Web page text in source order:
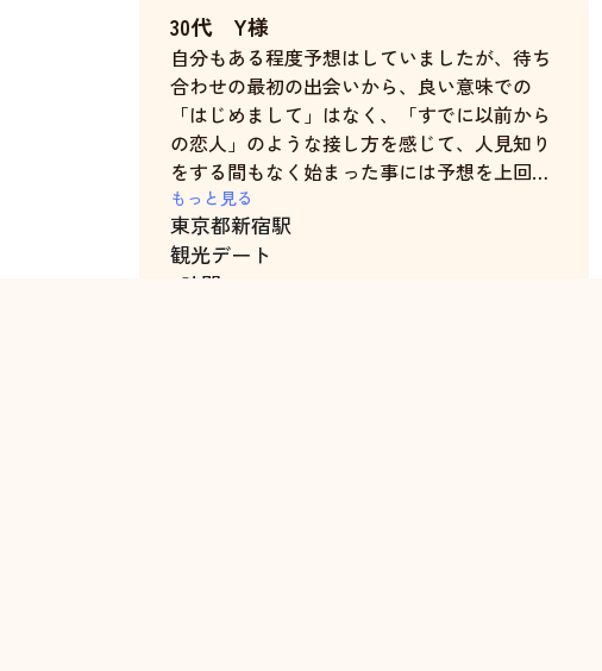
30代 Y様
自分もある程度予想はしていましたが、待ち
合わせの最初の出会いから、良い意味での
「はじめまして」はなく、「すでに以前から
の恋人」のような接し方を感じて、人見知り
をする間もなく始まった事には予想を上回っ
たと同時に感動さえ覚え、初めての感覚でし
た。
デート中も言うまでもなく、話し方や内容、
しぐさ、距離感、タイミング、テンション、
もっと見る
東京都新宿駅
観光デート
6時間